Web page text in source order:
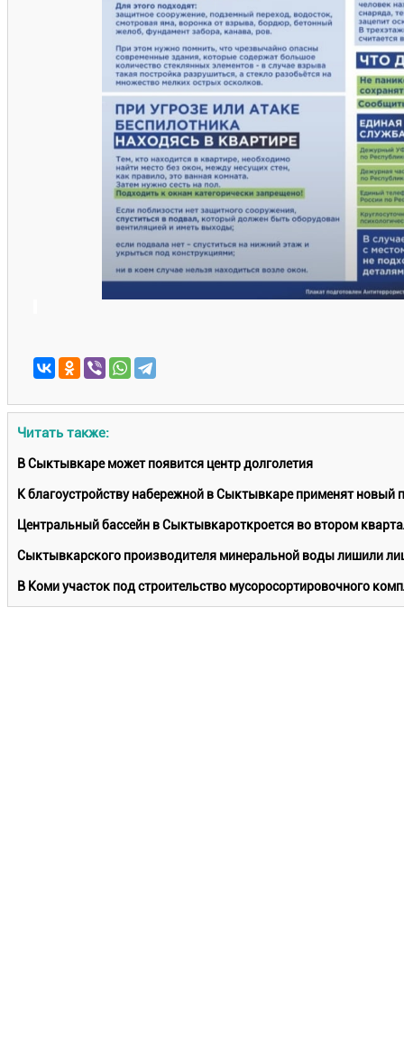
Читать также:
В Сыктывкаре может появится центр долголетия
К благоустройству набережной в Сыктывкаре применят новый
Центральный бассейн в Сыктывкароткроется во втором
Сыктывкарского производителя минеральной воды лишили
В Коми участок под строительство мусоросортировочного